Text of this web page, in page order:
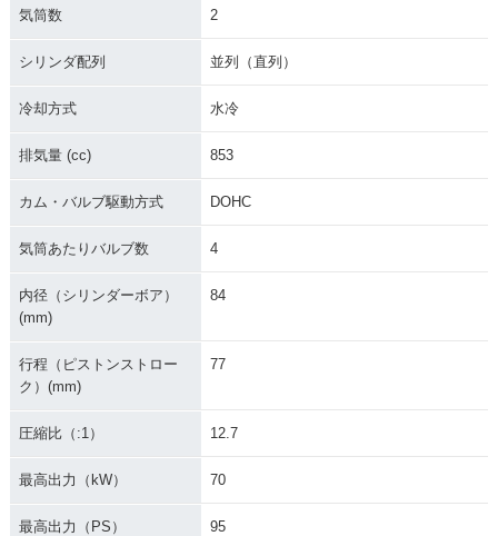
気筒数 2
シリンダ配列 並列（直列）
冷却方式 水冷
排気量 (cc) 853
カム・バルブ駆動方式 DOHC
気筒あたりバルブ数 4
内径（シリンダーボア）
(mm)
84
行程（ピストンストロー
ク）(mm)
77
圧縮比（:1） 12.7
最高出力（kW） 70
最高出力（PS） 95